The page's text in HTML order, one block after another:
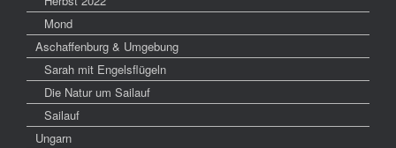
Mond
Aschaffenburg & Umgebung
Sarah mit Engelsflügeln
Die Natur um Sailauf
Sailauf
Ungarn